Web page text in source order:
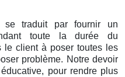
se traduit par fournir un
toute la durée du
le client à poser toutes les
problème. Notre devoir
pour rendre plus